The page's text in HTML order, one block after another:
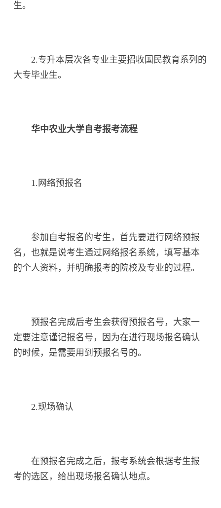
生。
2.专升本层次各专业主要招收国民教育系列的
大专毕业生。
华中农业大学自考报考流程
1.网络预报名
参加自考报名的考生，首先要进行网络预报
名，也就是说考生通过网络报名系统，填写基本
的个人资料，并明确报考的院校及专业的过程。
预报名完成后考生会获得预报名号，大家一
定要注意谨记报名号，因为在进行现场报名确认
的时候，是需要用到预报名号的。
2.现场确认
在预报名完成之后，报考系统会根据考生报
考的选区，给出现场报名确认地点。